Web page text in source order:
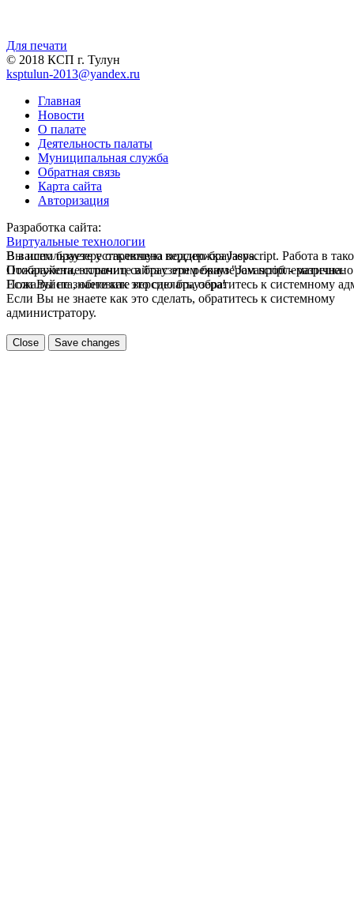
Для печати
© 2018 КСП г. Тулун
ksptulun-2013@yandex.ru
Главная
Новости
О палате
Деятельность палаты
Муниципальная служба
Обратная связь
Карта сайта
Авторизация
Разработка сайта:
Виртуальные технологии
В вашем браузере отключена поддержка Jasvscript. Работа в
Пожалуйста, включите в браузере режим "Javascript -
Если Вы не знаете как это сделать, обратитесь к системному
Вы используете устаревшую версию браузера.
Отображение страниц сайта с этим браузером проблематична.
Пожалуйста, обновите версию браузера!
Если Вы не знаете как это сделать, обратитесь к системному
администратору.
Close Save changes